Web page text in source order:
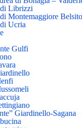
Librizzi
Montemaggiore Belsito
Ucria
Gulfi
Giardinello-Sagana